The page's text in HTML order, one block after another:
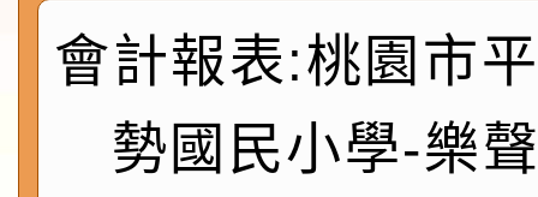
程
函轉國家通訊傳播委員
鎮韌性（防空）演習－
速演練執行計畫」
「115年金融知識線上
法」
本校115學年度第1學
會計報表:桃園市
勢國民小學-樂